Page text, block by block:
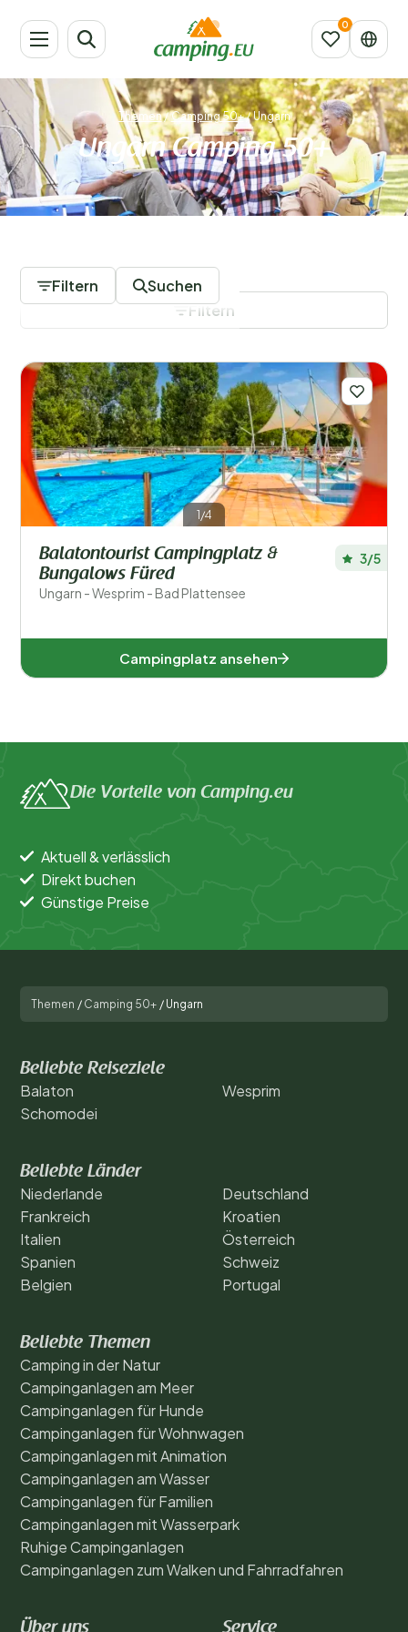
Themen/Camping 50+/Ungarn
Ungarn Camping 50+
Filtern Suchen
Regionen
Wesprim (1)
Beliebte Filter
Schwimmen
Allgemein
Filtern
1/4
Balatontourist Campingplatz &
Bungalows Füred
Ungarn - Wesprim - Bad Plattensee
3/5
Campingplatz ansehen
Die Vorteile von Camping.eu
Aktuell & verlässlich
Direkt buchen
Günstige Preise
Themen / Camping 50+ / Ungarn
Beliebte Reiseziele
Balaton
Schomodei
Wesprim
Beliebte Länder
Niederlande
Frankreich
Italien
Spanien
Belgien
Deutschland
Kroatien
Österreich
Schweiz
Portugal
Beliebte Themen
Camping in der Natur
Campinganlagen am Meer
Campinganlagen für Hunde
Campinganlagen für Wohnwagen
Campinganlagen mit Animation
Campinganlagen am Wasser
Campinganlagen für Familien
Campinganlagen mit Wasserpark
Ruhige Campinganlagen
Campinganlagen zum Walken und Fahrradfahren
Über uns Service